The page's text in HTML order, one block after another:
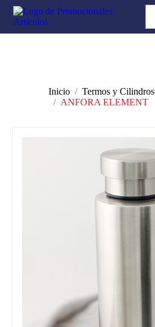
Inicio
Termos y Cilindros
ANFORA ELEMENT